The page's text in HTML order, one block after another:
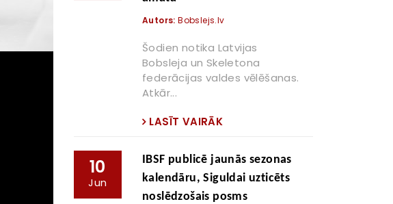
Autors: Bobslejs.lv
Šodien notika Latvijas
Bobsleja un Skeletona
federācijas valdes vēlēšanas.
Atkār...
LASĪT VAIRĀK
10
Jun
IBSF publicē jaunās sezonas
kalendāru, Siguldai uzticēts
noslēdzošais posms